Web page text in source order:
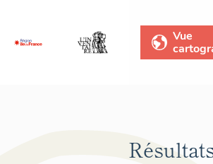
Vue